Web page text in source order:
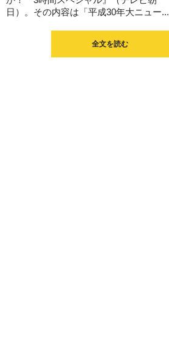
日）。その内容は「平成30年大ニュー...
全文を読む